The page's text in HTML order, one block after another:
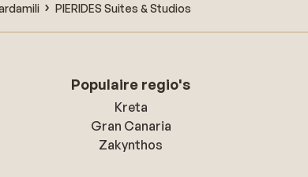
PIERIDES Suites & Studios
Populaire regio's
Kreta
Gran Canaria
Zakynthos